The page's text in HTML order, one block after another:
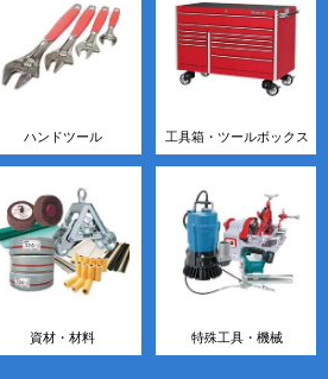
ハンドツール 工具箱・ツールボックス
資材・材料 特殊工具・機械